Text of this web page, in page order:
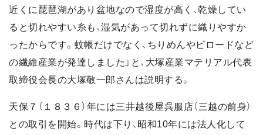
近くに琵琶湖があり盆地なので湿度が高く、乾燥してい
ると切れやすい糸も、湿気があって切れずに織りやすか
ったからです。蚊帳だけでなく、ちりめんやビロードなど
の繊維産業が発達しました」と、大塚産業マテリアル代表
取締役会長の大塚敬一郎さんは説明する。
天保７（１８３６）年には三井越後屋呉服店（三越の前身）
との取引を開始。時代は下り、昭和10年には法人化して